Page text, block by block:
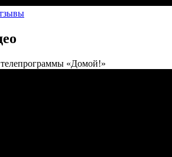
телепрограммы «Домой!»